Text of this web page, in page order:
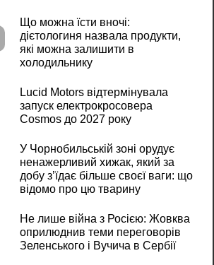
Що можна їсти вночі:
дієтологиня назвала продукти,
які можна залишити в
холодильнику
Lucid Motors відтермінувала
запуск електрокросовера
Cosmos до 2027 року
У Чорнобильській зоні орудує
ненажерливий хижак, який за
добу з’їдає більше своєї ваги: що
відомо про цю тварину
Не лише війна з Росією: Жовква
оприлюднив теми переговорів
Зеленського і Вучича в Сербії